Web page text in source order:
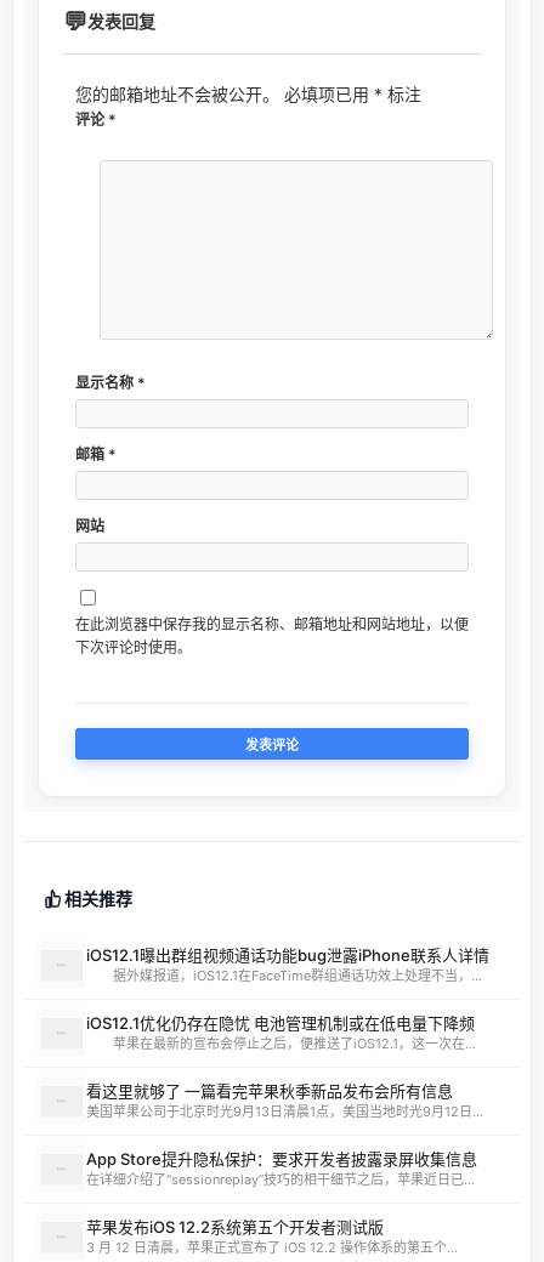
发表回复
您的邮箱地址不会被公开。 必填项已用 * 标注
评论 *
显示名称 *
邮箱 *
网站
在此浏览器中保存我的显示名称、邮箱地址和网站地址，以便
下次评论时使用。
相关推荐
iOS12.1曝出群组视频通话功能bug泄露iPhone联系人详情
据外媒报道，iOS12.1在FaceTime群组通话功效上处理不当，...
iOS12.1优化仍存在隐忧 电池管理机制或在低电量下降频
苹果在最新的宣布会停止之后，便推送了iOS12.1，这一次在...
看这里就够了 一篇看完苹果秋季新品发布会所有信息
美国苹果公司于北京时光9月13日清晨1点，美国当地时光9月12日...
App Store提升隐私保护：要求开发者披露录屏收集信息
在详细介绍了“sessionreplay”技巧的相干细节之后，苹果近日已...
苹果发布iOS 12.2系统第五个开发者测试版
3 月 12 日清晨，苹果正式宣布了 iOS 12.2 操作体系的第五个...